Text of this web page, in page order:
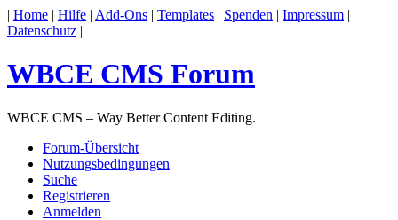
| Home | Hilfe | Add-Ons | Templates | Spenden | Impressum |
Datenschutz |
WBCE CMS Forum
WBCE CMS – Way Better Content Editing.
Forum-Übersicht
Nutzungsbedingungen
Suche
Registrieren
Anmelden